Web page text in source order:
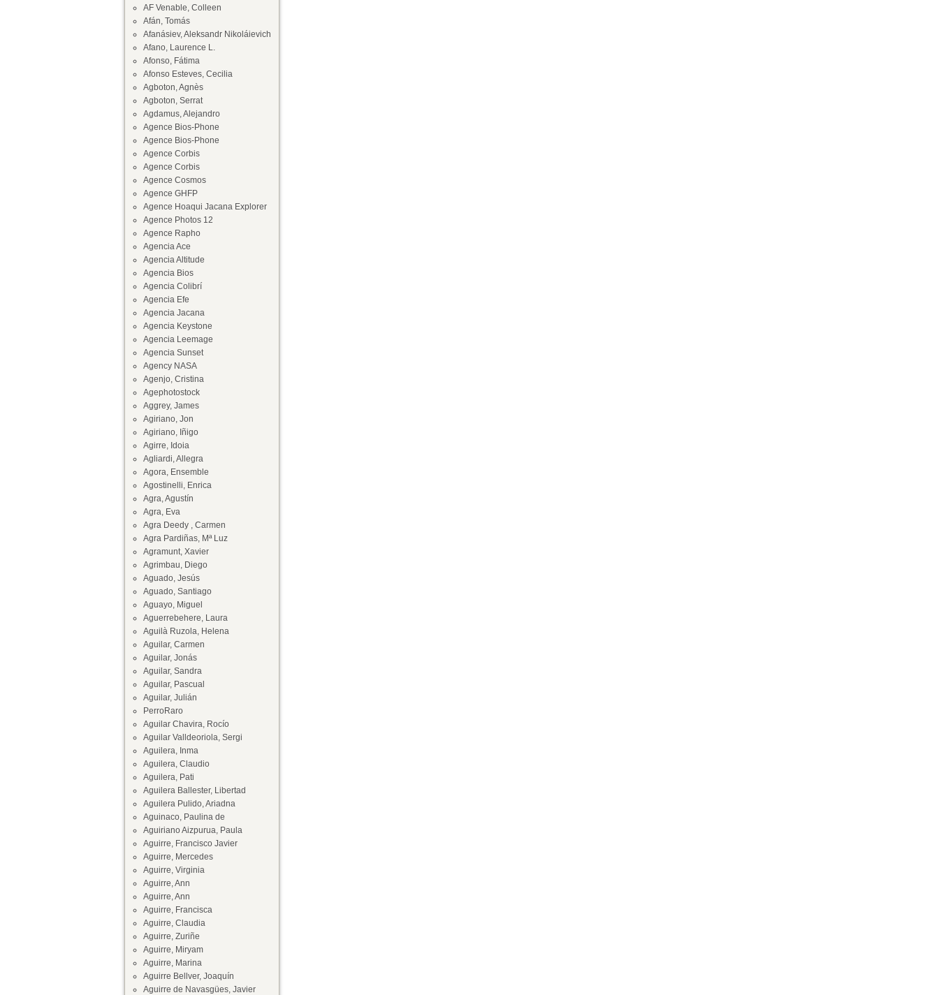
AF Venable, Colleen
Afán, Tomás
Afanásiev, Aleksandr Nikoláievich
Afano, Laurence L.
Afonso, Fátima
Afonso Esteves, Cecilia
Agboton, Agnès
Agboton, Serrat
Agdamus, Alejandro
Agence Bios-Phone
Agence Bios-Phone
Agence Corbis
Agence Corbis
Agence Cosmos
Agence GHFP
Agence Hoaqui Jacana Explorer
Agence Photos 12
Agence Rapho
Agencia Ace
Agencia Altitude
Agencia Bios
Agencia Colibrí
Agencia Efe
Agencia Jacana
Agencia Keystone
Agencia Leemage
Agencia Sunset
Agency NASA
Agenjo, Cristina
Agephotostock
Aggrey, James
Agiriano, Jon
Agiriano, Iñigo
Agirre, Idoia
Agliardi, Allegra
Agora, Ensemble
Agostinelli, Enrica
Agra, Agustín
Agra, Eva
Agra Deedy , Carmen
Agra Pardiñas, Mª Luz
Agramunt, Xavier
Agrimbau, Diego
Aguado, Jesús
Aguado, Santiago
Aguayo, Miguel
Aguerrebehere, Laura
Aguilà Ruzola, Helena
Aguilar, Carmen
Aguilar, Jonás
Aguilar, Sandra
Aguilar, Pascual
Aguilar, Julián
PerroRaro
Aguilar Chavira, Rocío
Aguilar Valldeoriola, Sergi
Aguilera, Inma
Aguilera, Claudio
Aguilera, Pati
Aguilera Ballester, Libertad
Aguilera Pulido, Ariadna
Aguinaco, Paulina de
Aguiriano Aizpurua, Paula
Aguirre, Francisco Javier
Aguirre, Mercedes
Aguirre, Virginia
Aguirre, Ann
Aguirre, Ann
Aguirre, Francisca
Aguirre, Claudia
Aguirre, Zuriñe
Aguirre, Miryam
Aguirre, Marina
Aguirre Bellver, Joaquín
Aguirre de Navasgües, Javier